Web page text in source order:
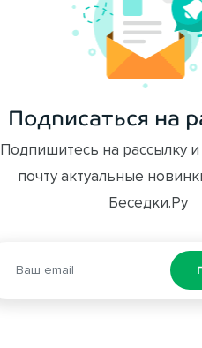
Подписаться на
Подпишитесь на рассылку и
почту актуальные
Беседки.Ру